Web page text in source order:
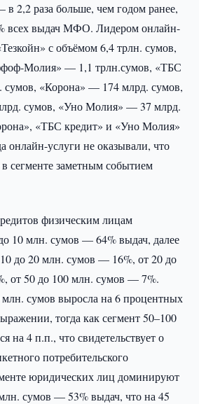
в 2,2 раза больше, чем годом ранее,
всех выдач МФО. Лидером онлайн-
с объёмом 6,4 трлн. сумов,
Молия» — 1,1 трлн.сумов, «ТБС
«Корона» — 174 млрд. сумов,
сумов, «Уно Молия» — 37 млрд.
«ТБС кредит» и «Уно Молия»
онлайн-услуги не оказывали, что
сегменте заметным событием
физическим лицам
10 млн. сумов — 64% выдач, далее
до 20 млн. сумов — 16%, от 20 до
от 50 до 100 млн. сумов — 7%.
сумов выросла на 6 процентных
тогда как сегмент 50–100
на 4 п.п., что свидетельствует о
потребительского
юридических лиц доминируют
сумов — 53% выдач, что на 45